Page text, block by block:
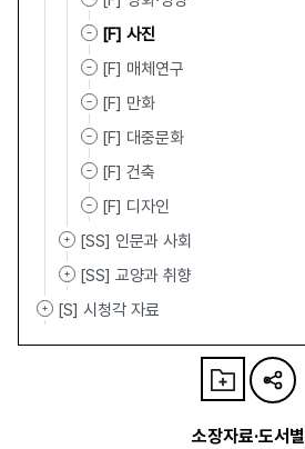
[F] 사진
[F] 매체연구
[F] 만화
[F] 대중문화
[F] 건축
[F] 디자인
[SS] 인문과 사회
[SS] 교양과 취향
[S] 시청각 자료
소장자료·도서별